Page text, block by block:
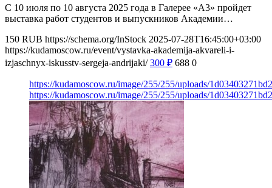
С 10 июля по 10 августа 2025 года в Галерее «А3» пройдет
выставка работ студентов и выпускников Академии…
150 RUB https://schema.org/InStock 2025-07-28T16:45:00+03:00
https://kudamoscow.ru/event/vystavka-akademija-akvareli-i-
izjaschnyx-iskusstv-sergeja-andrijaki/ 300 ₽ 688 0
https://kudamoscow.ru/image/255/255/uploads/
https://kudamoscow.ru/image/255/255/uploads/